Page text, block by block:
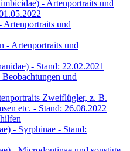
- Artenportraits und
Artenportraits und
- Artenportraits und
- Stand: 22.02.2021
und
Zweiflügler, z. B.
etc. - Stand: 26.08.2022
- Syrphinae - Stand: